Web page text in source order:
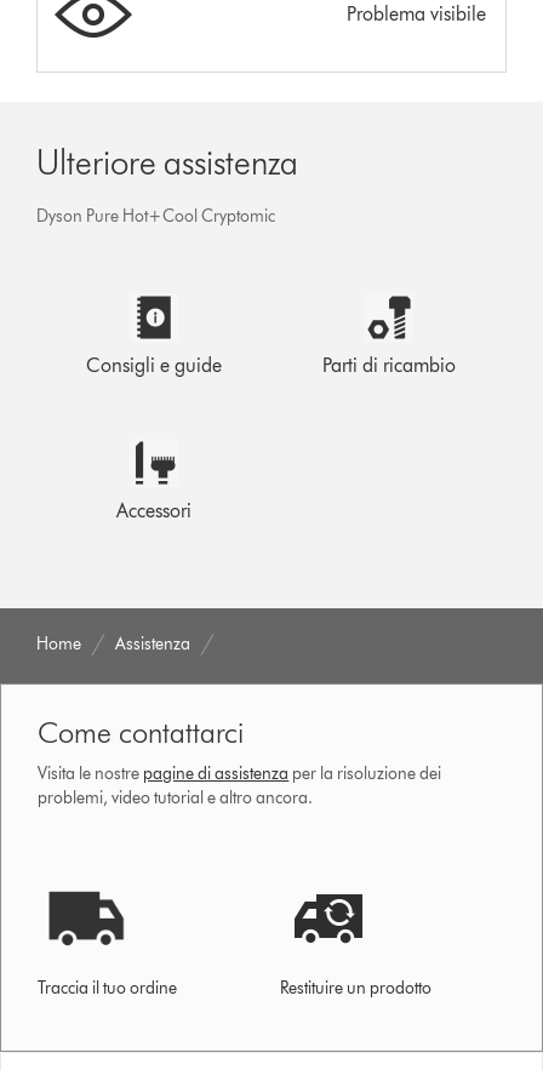
Problema visibile
Ulteriore assistenza
Dyson Pure Hot+Cool Cryptomic
Consigli e guide Parti di ricambio
Accessori
Home Assistenza
Come contattarci
Visita le nostre pagine di assistenza per la risoluzione dei
problemi, video tutorial e altro ancora.
Traccia il tuo ordine Restituire un prodotto